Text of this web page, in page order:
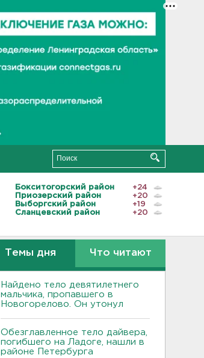
Бокситогорский район
+24
Приозерский район
+20
Выборгский район
+19
Сланцевский район
+20
Темы дня Что читают
Найдено тело девятилетнего
мальчика, пропавшего в
Новогорелово. Он утонул
Обезглавленное тело дайвера,
погибшего на Ладоге, нашли в
районе Петербурга